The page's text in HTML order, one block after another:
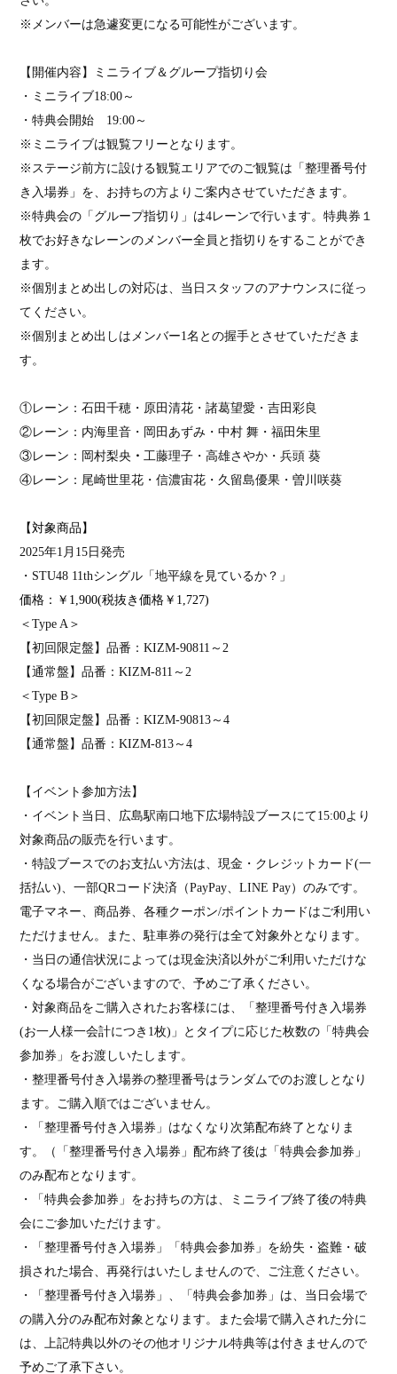
※メンバーは急遽変更になる可能性がございます。
【開催内容】ミニライブ＆グループ指切り会
・ミニライブ18:00 ～
・特典会開始 19:00 ～
※ミニライブは観覧フリーとなります。
※ステージ前方に設ける観覧エリアでのご観覧は「整理番号付
き入場券 」を、お持ちの方よりご案内させていただきます。
※特典会の「グループ指切り」は4レーンで行います。特典券１
枚でお好きなレーンのメンバー全員と指切りをすることができ
ます。
※個別まとめ出しの対応は、当日スタッフのアナウンスに従っ
てください。
※個別まとめ出しはメンバー1名との握手とさせていただきま
す。
①レーン：石田千穂 ・原田清花・諸葛望愛・吉田彩良
②レーン： 内海里音・岡田あずみ・中村 舞 ・福田朱里
③レーン：岡村梨央 ・工藤理子・高雄さやか・兵頭 葵
④レーン：尾崎世里花・信濃宙花・久留島優果・曽川咲葵
【対象商品】
2025年1 月 15 日発売
・ STU48 11thシングル「地平線を見ているか？」
価格：￥ 1,900(税抜き価格￥ 1,727)
＜Type A ＞
【初回限定盤】品番：KIZM-90811 ～2
【通常盤】品番：KIZM-811 ～2
＜Type B ＞
【初回限定盤】品番：KIZM-90813 ～4
【通常盤】品番：KIZM-813 ～4
【イベント参加方法】
・イベント当日、広島駅南口地下広場特設ブースにて15:00より
対象商品の販売を行います。
・特設ブースでのお支払い方法は、現金・クレジットカード(一
括払い)、一部QRコード決済（PayPay、LINE Pay）のみです。
電子マネー、商品券、各種クーポン/ポイントカードはご利用い
ただけません。また、駐車券の発行は全て対象外となります。
・当日の通信状況によっては現金決済以外がご利用いただけな
くなる場合がございますので、予めご了承ください。
・対象商品をご購入されたお客様には、「整理番号付き入場券
(お一人様一会計につき 1枚) 」とタイプに応じた枚数の「特典会
参加券」をお渡しいたします。
・整理番号付き入場券の整理番号はランダムでのお渡しとなり
ます。ご購入順ではございません。
・「整理番号付き入場券」はなくなり次第配布終了となりま
す。（「整理番号付き入場券」配布終了後は「特典会参加券」
のみ配布となります。
・「特典会参加券」をお持ちの方は、ミニライブ終了後の特典
会にご参加いただけます。
・「整理番号付き入場券」「特典会参加券」を紛失・盗難・破
損された場合、再発行はいたしませんので、ご注意ください。
・「整理番号付き入場券」、「特典会参加券」は、当日会場で
の購入分のみ配布対象となります。また会場で購入された分に
は、上記特典以外のその他オリジナル特典等は付きませんので
予めご了承下さい。